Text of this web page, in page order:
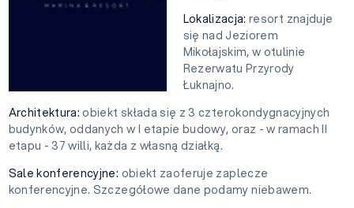
Lokalizacja: resort znajduje
się nad Jeziorem
Mikołajskim, w otulinie
Rezerwatu Przyrody
Łuknajno.
Architektura: obiekt składa się z 3 czterokondygnacyjnych
budynków, oddanych w I etapie budowy, oraz - w ramach II
etapu - 37 willi, każda z własną działką.
Sale konferencyjne: obiekt zaoferuje zaplecze
konferencyjne. Szczegółowe dane podamy niebawem.